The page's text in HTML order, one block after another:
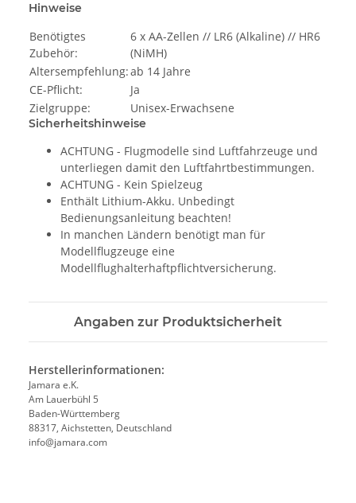
Hinweise
Benötigtes
Zubehör:
6 x AA-Zellen // LR6 (Alkaline) // HR6
(NiMH)
Altersempfehlung:ab 14 Jahre
CE-Pflicht:
Ja
Zielgruppe:
Unisex-Erwachsene
Sicherheitshinweise
ACHTUNG - Flugmodelle sind Luftfahrzeuge und
unterliegen damit den Luftfahrtbestimmungen.
ACHTUNG - Kein Spielzeug
Enthält Lithium-Akku. Unbedingt
Bedienungsanleitung beachten!
In manchen Ländern benötigt man für
Modellflugzeuge eine
Modellflughalterhaftpflichtversicherung.
Angaben zur Produktsicherheit
Herstellerinformationen:
Jamara e.K.
Am Lauerbühl 5
Baden-Württemberg
88317, Aichstetten, Deutschland
info@jamara.com